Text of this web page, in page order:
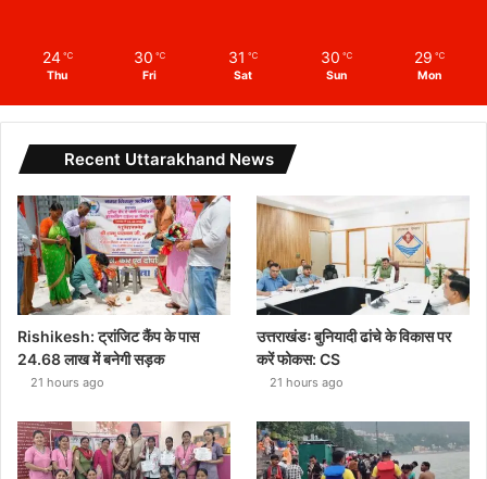
24 ℃
Thu
30 ℃
Fri
31 ℃
Sat
30 ℃
Sun
29 ℃
Mon
Recent Uttarakhand News
Rishikesh: ट्रांजिट कैंप के पास
24.68 लाख में बनेगी सड़क
21 hours ago
उत्तराखंडः बुनियादी ढांचे के विकास पर
करें फोकस: CS
21 hours ago